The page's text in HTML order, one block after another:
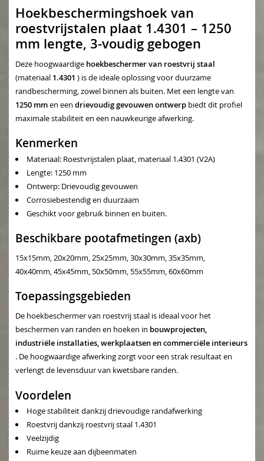
Hoekbeschermingshoek van
roestvrijstalen plaat 1.4301 – 1250
mm lengte, 3-voudig gebogen
Deze hoogwaardige hoekbeschermer van roestvrij staal
(materiaal 1.4301 ) is de ideale oplossing voor duurzame
randbescherming, zowel binnen als buiten. Met een lengte van
1250 mmen een drievoudig gevouwen ontwerp biedt dit profiel
maximale stabiliteit en een nauwkeurige afwerking.
Kenmerken
Materiaal: Roestvrijstalen plaat, materiaal 1.4301 (V2A)
Lengte: 1250 mm
Ontwerp: Drievoudig gevouwen
Corrosiebestendig en duurzaam
Geschikt voor gebruik binnen en buiten.
Beschikbare pootafmetingen (axb)
15x15mm, 20x20mm, 25x25mm, 30x30mm, 35x35mm,
40x40mm, 45x45mm, 50x50mm, 55x55mm, 60x60mm
Toepassingsgebieden
De hoekbeschermer van roestvrij staal is ideaal voor het
beschermen van randen en hoeken in bouwprojecten,
industriële installaties, werkplaatsen en commerciële interieurs
. De hoogwaardige afwerking zorgt voor een strak resultaat en
verlengt de levensduur van kwetsbare randen.
Voordelen
Hoge stabiliteit dankzij drievoudige randafwerking
Roestvrij dankzij roestvrij staal 1.4301
Veelzijdig
Ruime keuze aan dijbeenmaten